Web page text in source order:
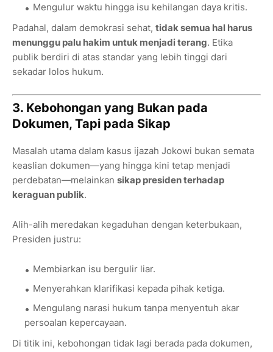
Mengulur waktu hingga isu kehilangan daya kritis.
Padahal, dalam demokrasi sehat, tidak semua hal harus
menunggu palu hakim untuk menjadi terang. Etika
publik berdiri di atas standar yang lebih tinggi dari
sekadar lolos hukum.
3. Kebohongan yang Bukan pada
Dokumen, Tapi pada Sikap
Masalah utama dalam kasus ijazah Jokowi bukan semata
keaslian dokumen—yang hingga kini tetap menjadi
perdebatan—melainkan sikap presiden terhadap
keraguan publik.
Alih-alih meredakan kegaduhan dengan keterbukaan,
Presiden justru:
Membiarkan isu bergulir liar.
Menyerahkan klarifikasi kepada pihak ketiga.
Mengulang narasi hukum tanpa menyentuh akar
persoalan kepercayaan.
Di titik ini, kebohongan tidak lagi berada pada dokumen,